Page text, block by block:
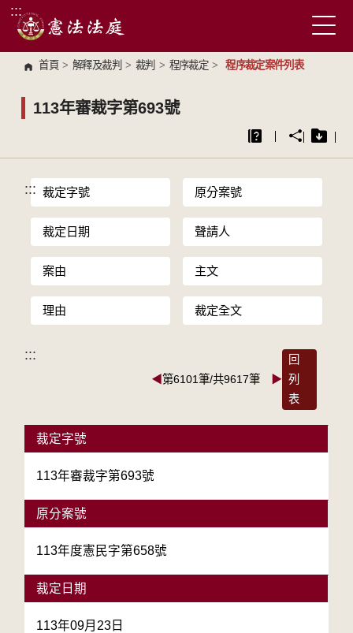
跳到主要內容區塊
:::
首頁 > 解釋及裁判 > 裁判 > 程序裁定 > 程序裁定案件列表
113年審裁字第693號
::: 裁定字號 原分案號
裁定日期 聲請人
案由 主文
理由 裁定全文
:::
◀第6101筆/共9617筆 ▶
回
列
表
裁定字號
113年審裁字第693號
原分案號
113年度憲民字第658號
裁定日期
113年09月23日